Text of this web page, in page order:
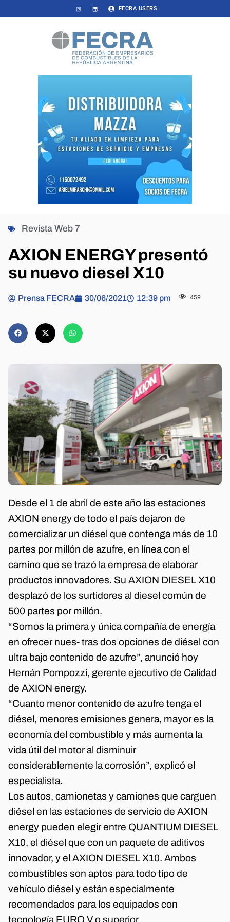
FECRA USERS
Revista Web 7
AXION ENERGY presentó
su nuevo diesel X10
Prensa FECRA 30/06/2021 12:39 pm 459
Desde el 1 de abril de este año las estaciones
AXION energy de todo el país dejaron de
comercializar un diésel que contenga más de 10
partes por millón de azufre, en línea con el
camino que se trazó la empresa de elaborar
productos innovadores. Su AXION DIESEL X10
desplazó de los surtidores al diesel común de
500 partes por millón.
“Somos la primera y única compañía de energía
en ofrecer nues- tras dos opciones de diésel con
ultra bajo contenido de azufre”, anunció hoy
Hernán Pompozzi, gerente ejecutivo de Calidad
de AXION energy.
“Cuanto menor contenido de azufre tenga el
diésel, menores emisiones genera, mayor es la
economía del combustible y más aumenta la
vida útil del motor al disminuir
considerablemente la corrosión”, explicó el
especialista.
Los autos, camionetas y camiones que carguen
diésel en las estaciones de servicio de AXION
energy pueden elegir entre QUANTIUM DIESEL
X10, el diésel que con un paquete de aditivos
innovador, y el AXION DIESEL X10. Ambos
combustibles son aptos para todo tipo de
vehículo diésel y están especialmente
recomendados para los equipados con
tecnología EURO V o superior.